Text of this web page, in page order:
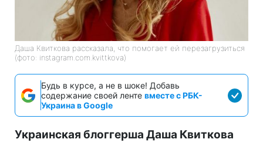
Даша Квиткова рассказала, что помогает ей перезагрузиться
(фото: instagram.com.kvittkova)
Будь в курсе, а не в шоке! Добавь
содержание своей ленте вместе с РБК-
Украина в Google
Украинская блоггерша Даша Квиткова